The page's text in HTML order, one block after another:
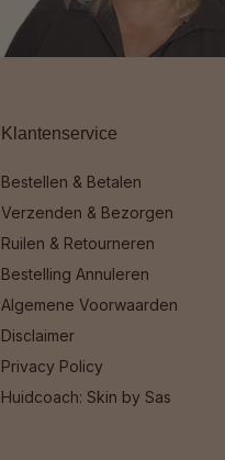
Klantenservice
Bestellen & Betalen
Verzenden & Bezorgen
Ruilen & Retourneren
Bestelling Annuleren
Algemene Voorwaarden
Disclaimer
Privacy Policy
Huidcoach: Skin by Sas